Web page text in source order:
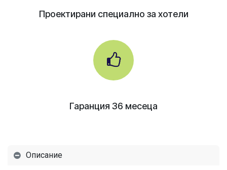
Проектирани специално за хотели
Гаранция 36 месеца
Описание